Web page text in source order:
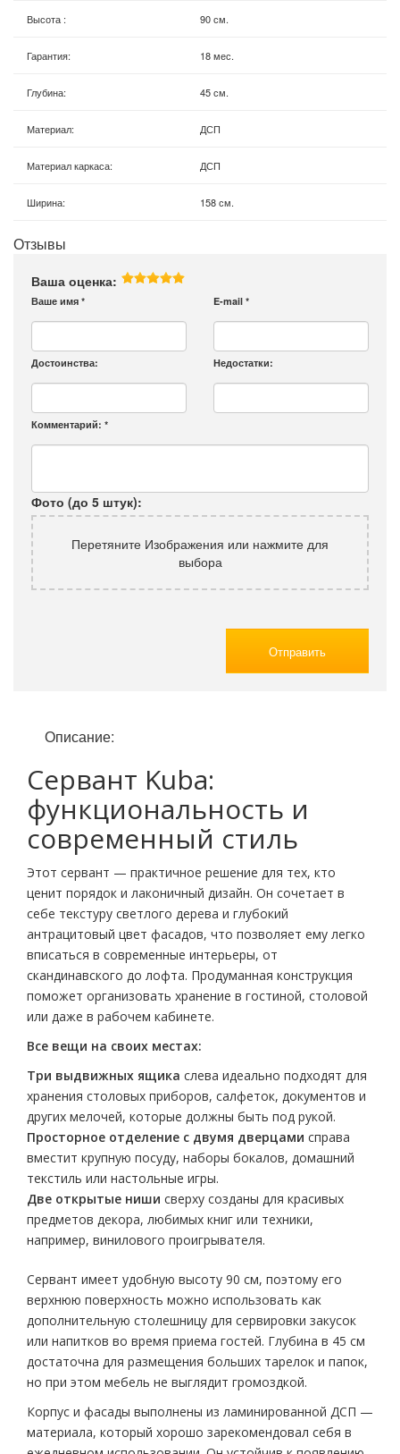
Высота : 90 см.
Гарантия: 18 мес.
Глубина: 45 см.
Материал: ДСП
Материал каркаса: ДСП
Ширина: 158 см.
Отзывы
Ваша оценка:
Ваше имя * E-mail *
Достоинства: Недостатки:
Комментарий: *
Фото (до 5 штук):
Перетяните Изображения или нажмите для
выбора
Отправить
Описание:
Сервант Kuba:
функциональность и
современный стиль
Этот сервант — практичное решение для тех, кто
ценит порядок и лаконичный дизайн. Он сочетает в
себе текстуру светлого дерева и глубокий
антрацитовый цвет фасадов, что позволяет ему легко
вписаться в современные интерьеры, от
скандинавского до лофта. Продуманная конструкция
поможет организовать хранение в гостиной, столовой
или даже в рабочем кабинете.
Все вещи на своих местах:
Три выдвижных ящика слева идеально подходят для
хранения столовых приборов, салфеток, документов и
других мелочей, которые должны быть под рукой.
Просторное отделение с двумя дверцами справа
вместит крупную посуду, наборы бокалов, домашний
текстиль или настольные игры.
Две открытые ниши сверху созданы для красивых
предметов декора, любимых книг или техники,
например, винилового проигрывателя.
Сервант имеет удобную высоту 90 см, поэтому его
верхнюю поверхность можно использовать как
дополнительную столешницу для сервировки закусок
или напитков во время приема гостей. Глубина в 45 см
достаточна для размещения больших тарелок и папок,
но при этом мебель не выглядит громоздкой.
Корпус и фасады выполнены из ламинированной ДСП —
материала, который хорошо зарекомендовал себя в